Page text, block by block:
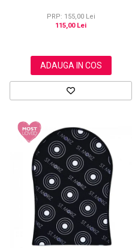
PRP: 155,00 Lei
115,00 Lei
ADAUGA IN COS